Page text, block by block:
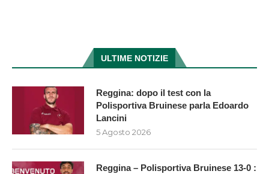
ULTIME NOTIZIE
Reggina: dopo il test con la
Polisportiva Bruinese parla Edoardo
Lancini
5 Agosto 2026
Reggina – Polisportiva Bruinese 13-0 :